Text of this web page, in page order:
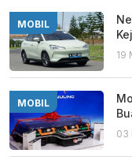
MOBIL
19
MOBIL
03